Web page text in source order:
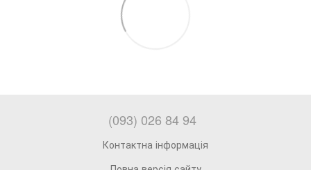
(093) 026 84 94
Контактна інформація